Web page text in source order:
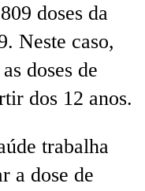
doses da
Neste caso,
doses de
dos 12 anos.
trabalha
a dose de